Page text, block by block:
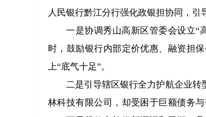
人民银行黔江分行强化政银担协同，引
一是协调秀山高新区管委会设立“
时，鼓励银行内部定价优惠、融资担
上“底气十足”。
二是引导辖区银行全力护航企业
林科技有限公司，却受困于巨额债务